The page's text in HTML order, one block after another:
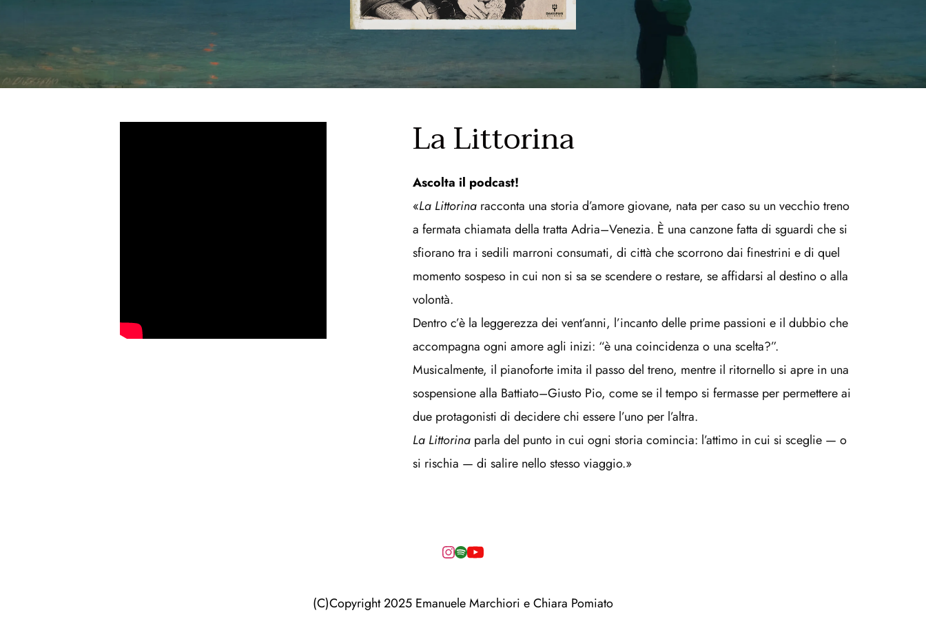
La Littorina
Ascolta il podcast!
«La Littorina racconta una storia d’amore giovane, nata per caso su un vecchio treno
a fermata chiamata della tratta Adria–Venezia. È una canzone fatta di sguardi che si
sfiorano tra i sedili marroni consumati, di città che scorrono dai finestrini e di quel
momento sospeso in cui non si sa se scendere o restare, se affidarsi al destino o alla
volontà.
Dentro c’è la leggerezza dei vent’anni, l’incanto delle prime passioni e il dubbio che
accompagna ogni amore agli inizi: “è una coincidenza o una scelta?”.
Musicalmente, il pianoforte imita il passo del treno, mentre il ritornello si apre in una
sospensione alla Battiato–Giusto Pio, come se il tempo si fermasse per permettere ai
due protagonisti di decidere chi essere l’uno per l’altra.
La Littorina parla del punto in cui ogni storia comincia: l’attimo in cui si sceglie — o
si rischia — di salire nello stesso viaggio.»
(C)Copyright 2025 Emanuele Marchiori e Chiara Pomiato